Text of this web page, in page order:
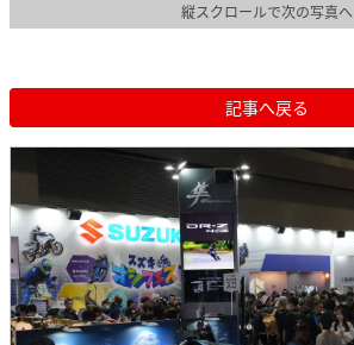
縦スクロールで次の写真へ
記事へ戻る